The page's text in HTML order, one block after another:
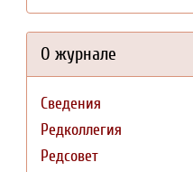
О журнале
Сведения
Редколлегия
Редсовет